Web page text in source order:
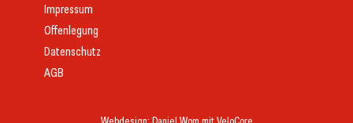
Impressum
Offenlegung
Datenschutz
AGB